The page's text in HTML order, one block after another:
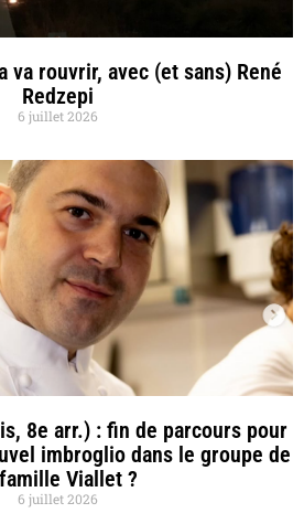
va rouvrir, avec (et sans) René
Redzepi
6 juillet 2026
8e arr.) : fin de parcours pour
imbroglio dans le groupe de
Viallet ?
6 juillet 2026